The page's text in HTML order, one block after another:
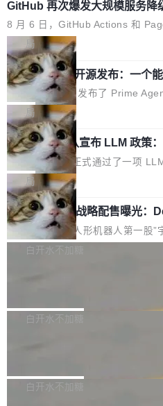
他引用的帖子来自 Mathew Shen
026 的读者：「看了篇 ...
理由很具体。FA 系列不需要解释，
认为最重要的一个——复杂度恰到
驱动你去学 CuTe，但还没被那些"
er++ 优化所淹没，足够容易修改和
键的是 FA2 的持久性...
鸿蒙通过统一技术底座和分布式能
型智能设备的开发、连接与互联提
也为产业链企业探索产品创新与商
的空间。 8月14日，开源鸿蒙智能
（OHDD：OpenHarmony
r Day）将在杭州启航。活动面向智
链企业和开发者，邀请行业专家与
问，围绕开源鸿蒙技术能力、设备
配、功耗与稳定性调优、兼容性测
等内容展开系统讲解和实战交流，
步了解开源鸿蒙在智能...
GitHub 再次爆发大规模服务降
8 月 6 日，GitHub Actions 和
模服务降级，Actions 完全不可用
webhook 停发，连自托管 runner
障无法工作。Pages、Copilot
opilot coding agent 全部受影响。
恢复，大约 12 小时。 这是 2026
起事故，其中四起与 AI/Copilot 服
Hub 员工 kdaigle 在 HN 讨论中贴
据：2025 年全年 10 亿次 commit
2.75 亿次，全年预计 140 亿次。
局
Prime Agent 开源发布：一个
进的编程 Agent，ARC-AGI 3
专家基线
Prime Intellect 发布了 Prime
的编程 Agent Harness，核心设计
象：Recursive Language Model
ontinual Harness。在 ARC-AGI 3
上，Prime Agent + Opus 5 的组
5% RHAE Best@1，超过了 ARC
家基线 95.4%。 不是又一个
器 Prime Agent 的架构和市面上大
agent 有本质区别。大多数 agent
计是基于早期模型的能力—...
局
Rust 项目团队宣布 LLM 政策
止，但你要承认哪些代码不是
Rust 语言项目正式通过了一项
覆盖 rust-lang/rust 单一仓库的代
是项目级别的官方立场，目前由五
但它可能是主流开源项目中关于 AI
细致的一份规则。 政策的核心只有
可以用来分析、提炼、审阅、建议
不得生成涉及安全性的关键变更，
局
宇树科技 IPO 战略配售曝光：
ek 获配 93.3 万股，锁定 36 个
8月6日晚间，“人形机器人第一股”
有限公司披露IPO发行价格及战略
36个月。 公告显示，本次宇树科技
员工参与设立的专项资产管理计划
白开水不加糖
Bug fixes and enhancements 修
一个回归问题，该问题导致拉取镜
白开水不加糖
e 孵化器项目管理委员会（IPMC）
白开水不加糖